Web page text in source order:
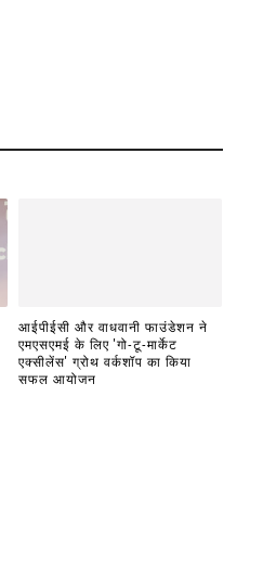
आईपीईसी और वाधवानी फाउंडेशन ने
एमएसएमई के लिए 'गो-टू-मार्केट
एक्सीलेंस' ग्रोथ वर्कशॉप का किया
सफल आयोजन